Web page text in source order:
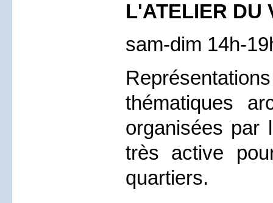
L'ATELIER DU
sam-dim 14h-
thématiques
organisées par
très active
quartiers.